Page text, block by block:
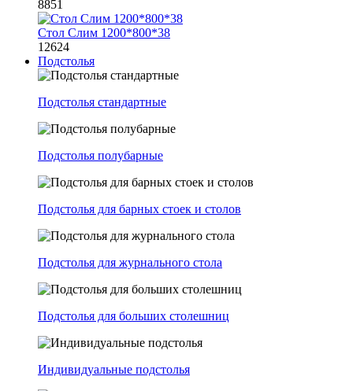
8851
Стол Слим 1200*800*38
12624
Подстолья
Подстолья стандартные
Подстолья полубарные
Подстолья для барных стоек и столов
Подстолья для журнального стола
Подстолья для больших столешниц
Индивидуальные подстолья